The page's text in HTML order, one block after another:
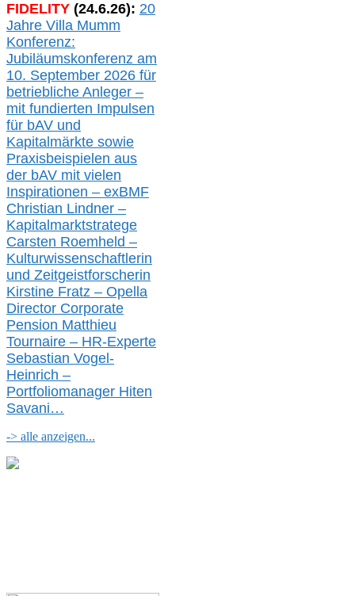
FIDELITY (24.6.26): 20
Jahre Villa Mumm
Konferenz:
Jubiläumskonferenz am
10. September 2026 für
betriebliche Anleger –
mit fundierten Impulsen
für bAV und
Kapitalmärkte sowie
Praxisbeispielen aus
der bAV mit vielen
Inspirationen – exBMF
Christian Lindner –
Kapitalmarktstratege
Carsten Roemheld –
Kulturwissenschaftlerin
und Zeitgeistforscherin
Kirstine Fratz – Opella
Director Corporate
Pension Matthieu
Tournaire – HR-Experte
Sebastian Vogel-
Heinrich –
Portfoliomanager Hiten
Savani…
-> alle anzeigen...